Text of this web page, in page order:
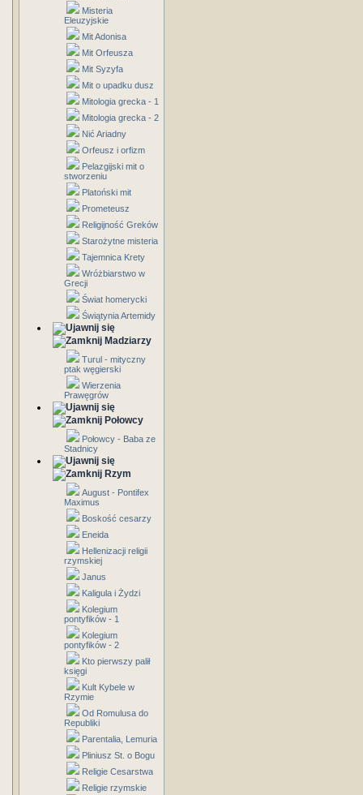
Misteria
Eleuzyjskie
Mit Adonisa
Mit Orfeusza
Mit Syzyfa
Mit o upadku dusz
Mitologia grecka - 1
Mitologia grecka - 2
Nić Ariadny
Orfeusz i orfizm
Pelazgijski mit o
stworzeniu
Platoński mit
Prometeusz
Religijność Greków
Starożytne misteria
Tajemnica Krety
Wróżbiarstwo w
Grecji
Świat homerycki
Świątynia Artemidy
Madziarzy
Turul - mityczny
ptak węgierski
Wierzenia
Prawęgrów
Połowcy
Połowcy - Baba ze
Stadnicy
Rzym
August - Pontifex
Maximus
Boskość cesarzy
Eneida
Hellenizacji religii
rzymskiej
Janus
Kaligula i Żydzi
Kolegium
pontyfików - 1
Kolegium
pontyfików - 2
Kto pierwszy palił
księgi
Kult Kybele w
Rzymie
Od Romulusa do
Republiki
Parentalia, Lemuria
Pliniusz St. o Bogu
Religie Cesarstwa
Religie rzymskie